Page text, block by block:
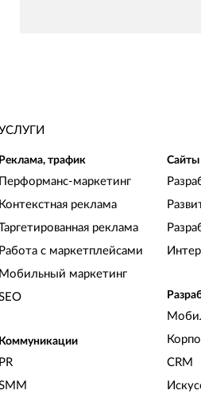
Реклама, трафик
Перформанс-маркетинг
Контекстная реклама
реклама
Работа с маркетплейсами
Мобильный маркетинг
Коммуникации
PR
Сайты
CRM